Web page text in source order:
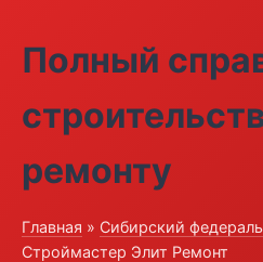
Полный
ремонту
Главная » Сибирский
Строймастер Элит Ремонт